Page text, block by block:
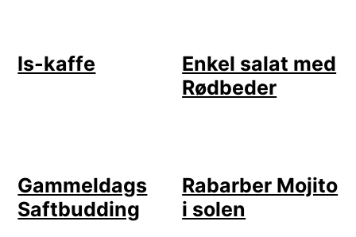
Is-kaffe
Enkel salat med
Rødbeder
Gammeldags
Saftbudding
Rabarber Mojito
i solen